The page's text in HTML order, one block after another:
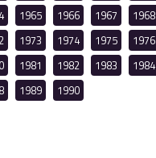
1965 1966 1967 1968
1973 1974 1975 1976
1981 1982 1983 1984
1989 1990